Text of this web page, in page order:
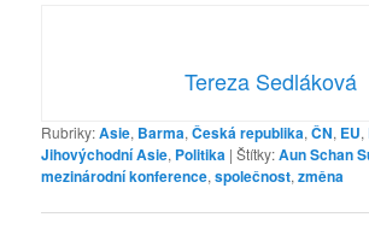
Tereza Sedláková
Rubriky:Asie, Barma,Česká republika,ČN, EU,
Jihovýchodní Asie, Politika |Štítky:Aun Schan
mezinárodní konference,společnost,změna